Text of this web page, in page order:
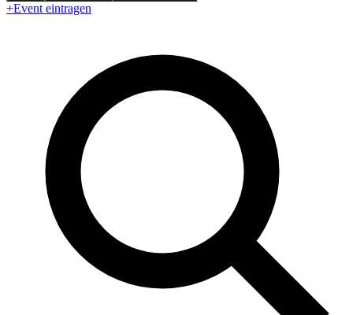
+Event eintragen